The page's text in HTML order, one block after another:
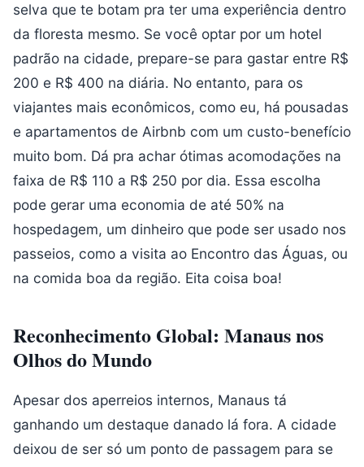
selva que te botam pra ter uma experiência dentro
da floresta mesmo. Se você optar por um hotel
padrão na cidade, prepare-se para gastar entre R$
200 e R$ 400 na diária. No entanto, para os
viajantes mais econômicos, como eu, há pousadas
e apartamentos de Airbnb com um custo-benefício
muito bom. Dá pra achar ótimas acomodações na
faixa de R$ 110 a R$ 250 por dia. Essa escolha
pode gerar uma economia de até 50% na
hospedagem, um dinheiro que pode ser usado nos
passeios, como a visita ao Encontro das Águas, ou
na comida boa da região. Eita coisa boa!
Reconhecimento Global: Manaus nos
Olhos do Mundo
Apesar dos aperreios internos, Manaus tá
ganhando um destaque danado lá fora. A cidade
deixou de ser só um ponto de passagem para se